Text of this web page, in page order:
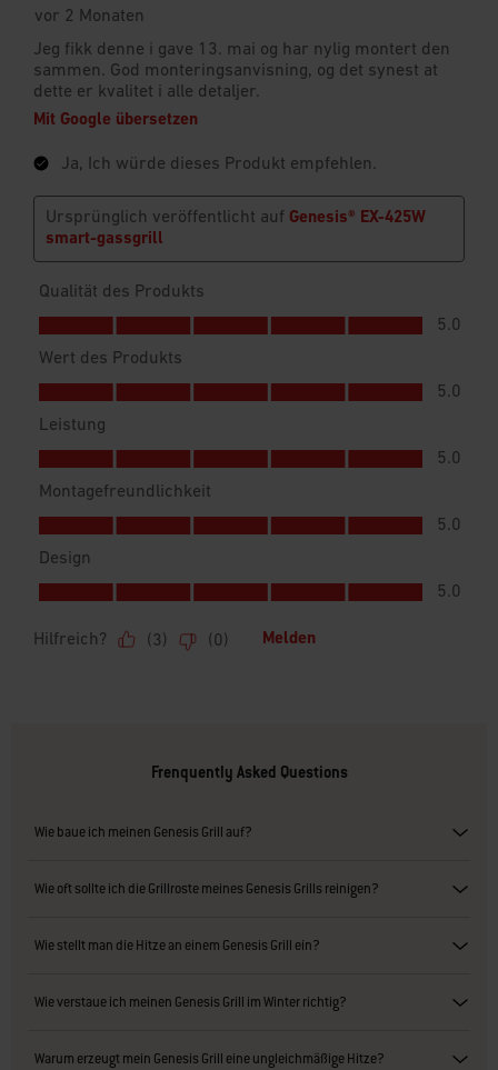
Frenquently Asked Questions
Wie baue ich meinen Genesis Grill auf?
Wie oft sollte ich die Grillroste meines Genesis Grills reinigen?
Wie stellt man die Hitze an einem Genesis Grill ein?
Wie verstaue ich meinen Genesis Grill im Winter richtig?
Warum erzeugt mein Genesis Grill eine ungleichmäßige Hitze?